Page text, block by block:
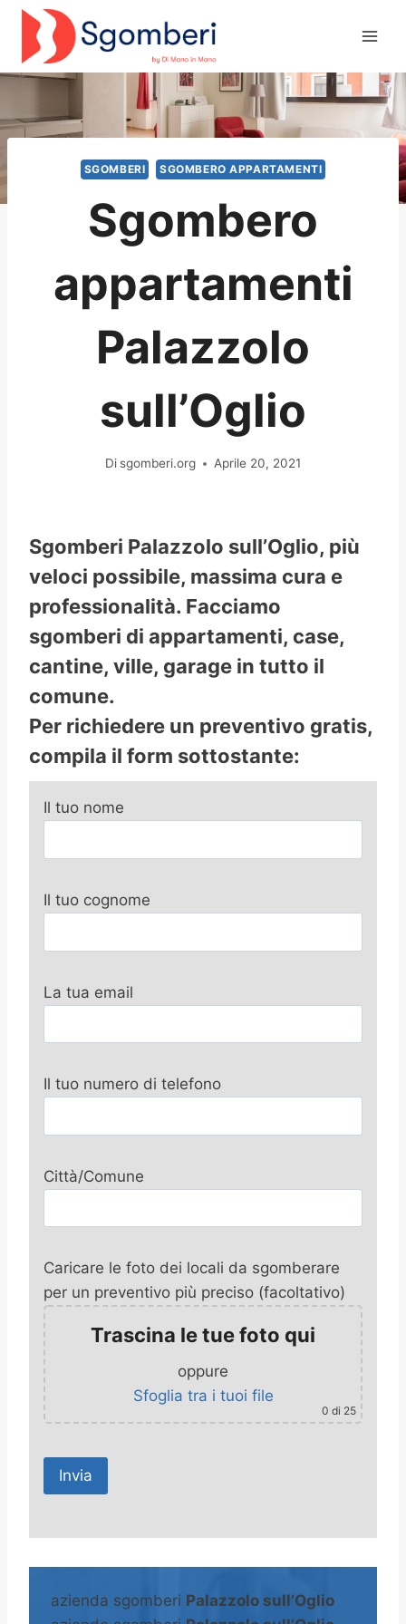
Salta
contenuto
SGOMBERI SGOMBERO APPARTAMENTI
Sgombero
appartamenti
Palazzolo
sull’Oglio
Di sgomberi.org Aprile 20, 2021
Sgomberi Palazzolo sull’Oglio, più
veloci possibile, massima cura e
professionalità. Facciamo
sgomberi di appartamenti, case,
cantine, ville, garage in tutto il
comune.
Per richiedere un preventivo gratis,
compila il form sottostante:
Il tuo nome
Il tuo cognome
La tua email
Il tuo numero di telefono
Città/Comune
Caricare le foto dei locali da sgomberare
per un preventivo più preciso (facoltativo)
Trascina le tue foto qui
oppure
Sfoglia tra i tuoi file
0 di 25
A
eazienda sgomberi Palazzolo sull’Oglio